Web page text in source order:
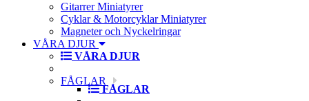
Gitarrer Miniatyrer
Cyklar & Motorcyklar Miniatyrer
Magneter och Nyckelringar
VÅRA DJUR
VÅRA DJUR
FÅGLAR
FÅGLAR